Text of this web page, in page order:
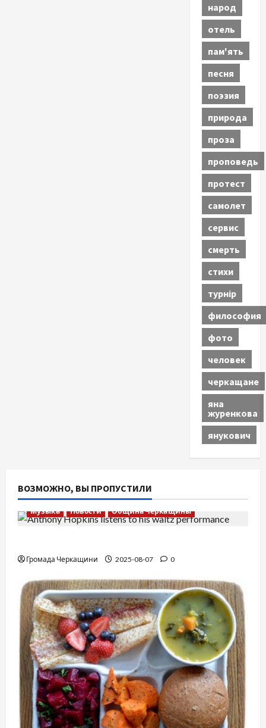
народ
отель
пам'ять
песня
поэзия
природа
проза
проповедь
протест
самолет
сервис
смерть
стихи
турнір
философия
фото
человек
черкащане
яна
журенкова
янукович
ВОЗМОЖНО, ВЫ ПРОПУСТИЛИ
Музыка Новости Община Черкащины
Громада Черкащини 2025-08-07 0